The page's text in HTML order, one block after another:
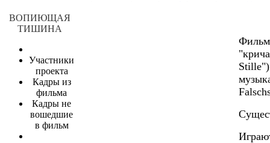
ВОПИЮЩАЯ
ТИШИНА
Участники
проекта
Кадры из
фильма
Кадры не
вошедшие
в фильм
Stille")